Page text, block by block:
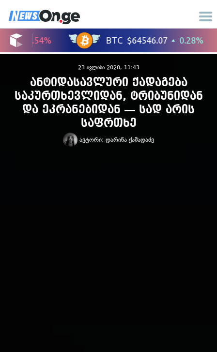
23 ივლისი 2020, 11:43
ანტიდასავლური ქადაგება
საკურთხევლიდან, ტრიბუნიდან
და ეკრანებიდან — სად არის
საფრთხე
ავტორი: დარინა ქამადაძე